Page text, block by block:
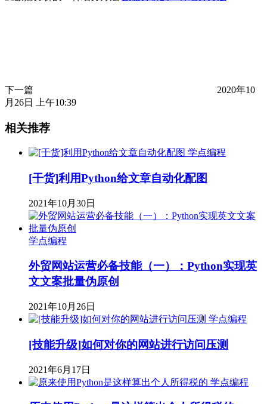
下一篇
2020年10
月26日 上午10:39
相关推荐
学点编程
[干货]利用Python给文章自动化配图
2021年10月30日
学点编程
外贸网站运营必备技能（一）：Python实现英
文文案批量伪原创
2021年10月26日
学点编程
[技能升级]如何对你的网站进行访问压测
2021年6月17日
学点编程